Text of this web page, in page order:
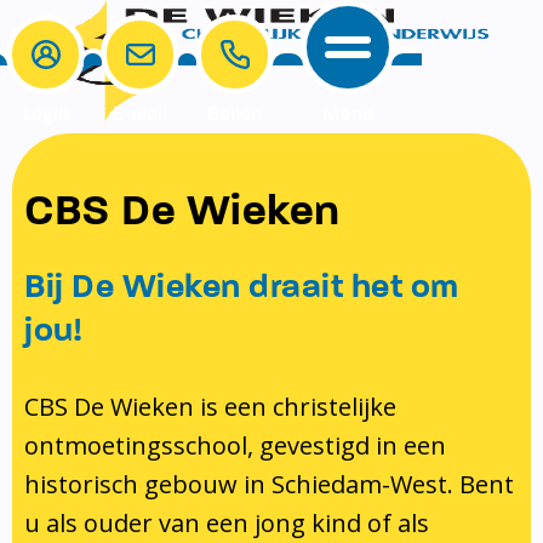
School
School
Onze visie rondom christelijke
identiteit
Pedagogisch klimaat en veiligheid
Bibliotheek
Ondersteuning
Ouders
MR & GMR
Aanmelden nieuwe leerling
Verlof aanvragen
Bibliotheek op school
Te weinig geld?
Contact
E-mail
CBS De Wieken
Bij De Wieken draait het om
jou!
CBS De Wieken is een christelijke
ontmoetingsschool, gevestigd in een
historisch gebouw in Schiedam-West. Bent
u als ouder van een jong kind of als